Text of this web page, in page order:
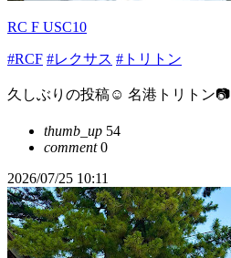
RC F USC10
#RCF #レクサス #トリトン
久しぶりの投稿☺️ 名港トリトン📷
thumb_up 54
comment0
2026/07/25 10:11